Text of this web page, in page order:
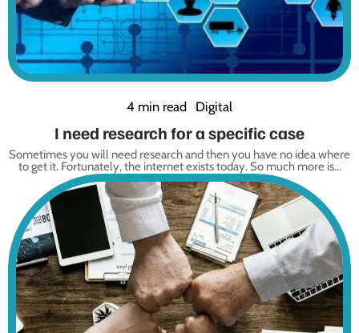
4 min read Digital
I need research for a specific case
Sometimes you will need research and then you have no idea where
to get it. Fortunately, the internet exists today. So much more is…